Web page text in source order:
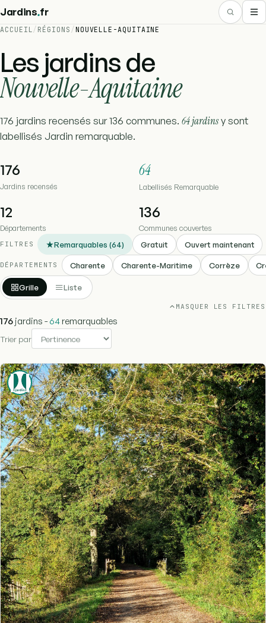
Jardins.fr
ACCUEIL/ RÉGIONS / NOUVELLE-AQUITAINE
Les jardins de
Nouvelle-Aquitaine
176 jardins recensés sur 136 communes. 64 jardinsy sont
labellisés Jardin remarquable.
176
Jardins recensés
64
Labellisés Remarquable
12
Départements
136
Communes couvertes
FILTRES Remarquables (64) Gratuit Ouvert maintenant
DÉPARTEMENTS Charente Charente-Maritime Corrèze
Grille Liste
MASQUER LES FILTRES
176 jardins -64remarquables
Trier par